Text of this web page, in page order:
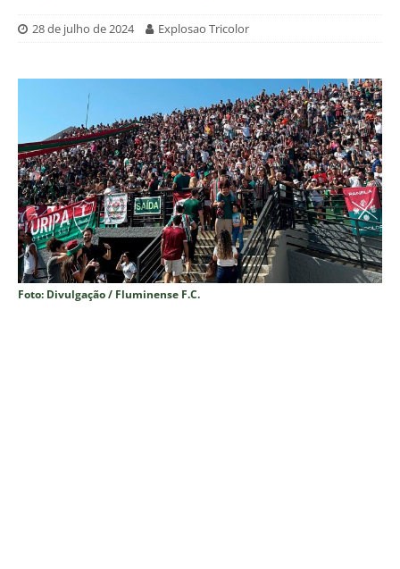
28 de julho de 2024 Explosao Tricolor
Foto: Divulgação / Fluminense F.C.